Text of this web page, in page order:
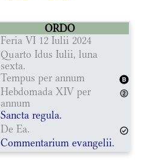
ORDO
Feria VI 12 Iulii 2024
Quarto Idus Iulii, luna
sexta.
Tempus per annum
Hebdomada XIV per
annum
Sancta regula.
De Ea.
Commentarium evangelii.